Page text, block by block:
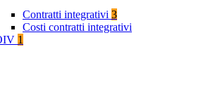
Contratti integrativi 3
Costi contratti integrativi
1